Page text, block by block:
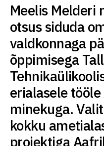
Meelis Melderi
otsus siduda
valdkonnaga
õppimisega
erialasele
minekuga.
kokku
projektiga